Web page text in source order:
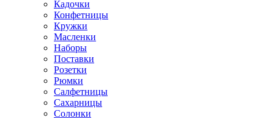
Кадочки
Конфетницы
Кружки
Масленки
Наборы
Поставки
Розетки
Рюмки
Салфетницы
Сахарницы
Солонки